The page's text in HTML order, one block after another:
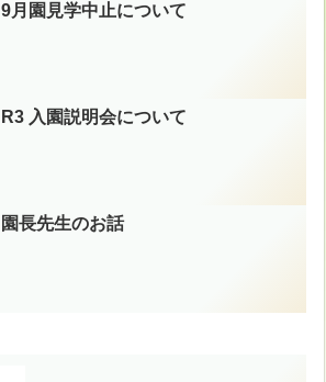
9月園見学中止について
R3 入園説明会について
園長先生のお話